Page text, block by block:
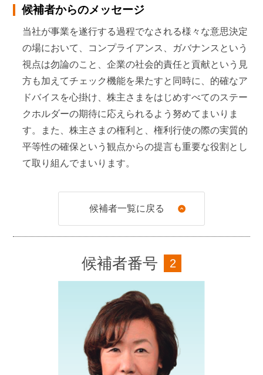
2021年 1月
取締役会長（現任）
2024年 6月
当社社外取締役（現任）
候補者からのメッセージ
当社が事業を遂行する過程でなされる様々な意思決定
の場において、コンプライアンス、ガバナンスという
視点は勿論のこと、企業の社会的責任と貢献という見
方も加えてチェック機能を果たすと同時に、的確なア
ドバイスを心掛け、株主さまをはじめすべてのステー
クホルダーの期待に応えられるよう努めてまいりま
す。また、株主さまの権利と、権利行使の際の実質的
平等性の確保という観点からの提言も重要な役割とし
て取り組んでまいります。
候補者一覧に戻る
候補者番号 2